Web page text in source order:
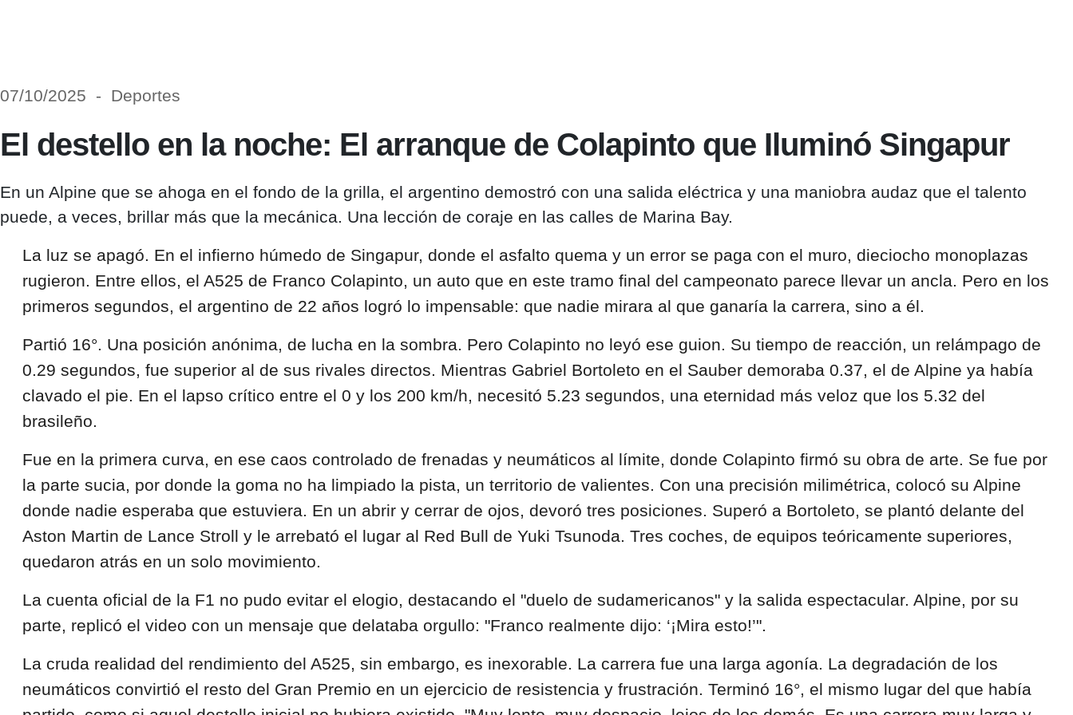
07/10/2025 - Deportes
El destello en la noche: El arranque de Colapinto que Iluminó Singapur
En un Alpine que se ahoga en el fondo de la grilla, el argentino demostró con una salida eléctrica y una maniobra audaz que el talento
puede, a veces, brillar más que la mecánica. Una lección de coraje en las calles de Marina Bay.
La luz se apagó. En el infierno húmedo de Singapur, donde el asfalto quema y un error se paga con el muro, dieciocho monoplazas
rugieron. Entre ellos, el A525 de Franco Colapinto, un auto que en este tramo final del campeonato parece llevar un ancla. Pero en los
primeros segundos, el argentino de 22 años logró lo impensable: que nadie mirara al que ganaría la carrera, sino a él.
Partió 16°. Una posición anónima, de lucha en la sombra. Pero Colapinto no leyó ese guion. Su tiempo de reacción, un relámpago de
0.29 segundos, fue superior al de sus rivales directos. Mientras Gabriel Bortoleto en el Sauber demoraba 0.37, el de Alpine ya había
clavado el pie. En el lapso crítico entre el 0 y los 200 km/h, necesitó 5.23 segundos, una eternidad más veloz que los 5.32 del
brasileño.
Fue en la primera curva, en ese caos controlado de frenadas y neumáticos al límite, donde Colapinto firmó su obra de arte. Se fue por
la parte sucia, por donde la goma no ha limpiado la pista, un territorio de valientes. Con una precisión milimétrica, colocó su Alpine
donde nadie esperaba que estuviera. En un abrir y cerrar de ojos, devoró tres posiciones. Superó a Bortoleto, se plantó delante del
Aston Martin de Lance Stroll y le arrebató el lugar al Red Bull de Yuki Tsunoda. Tres coches, de equipos teóricamente superiores,
quedaron atrás en un solo movimiento.
La cuenta oficial de la F1 no pudo evitar el elogio, destacando el "duelo de sudamericanos" y la salida espectacular. Alpine, por su
parte, replicó el video con un mensaje que delataba orgullo: "Franco realmente dijo: ‘¡Mira esto!’".
La cruda realidad del rendimiento del A525, sin embargo, es inexorable. La carrera fue una larga agonía. La degradación de los
neumáticos convirtió el resto del Gran Premio en un ejercicio de resistencia y frustración. Terminó 16°, el mismo lugar del que había